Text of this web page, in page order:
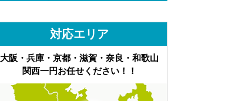
対応エリア
大阪・兵庫・京都・滋賀・奈良・和歌山
関西一円お任せください！！